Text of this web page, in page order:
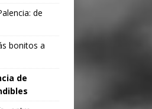
de
bonitos a
de